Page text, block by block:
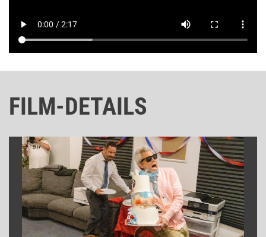
FILM-DETAILS